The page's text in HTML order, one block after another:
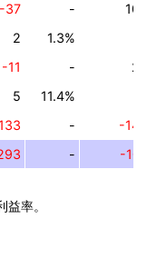
-37 -
104
2 1.3%
-11 -
20
5 11.4%
-
-143
-
-107
率。